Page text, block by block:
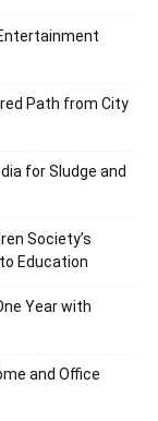
Path from City
for Sludge and
Society’s
Education
Year with
and Office